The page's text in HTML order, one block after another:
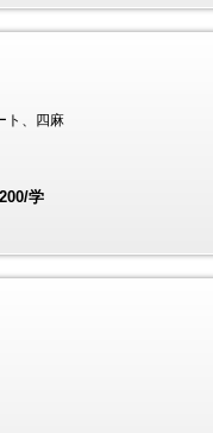
ト、四麻
学